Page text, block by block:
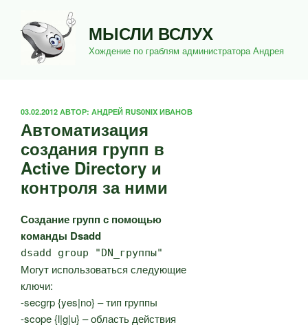
содержимому
МЫСЛИ ВСЛУХ
Хождение по граблям администратора Андрея
ОПУБЛИКОВАНО
03.02.2012 АВТОР: АНДРЕЙ RUS0NIX ИВАНОВ
Автоматизация
создания групп в
Active Directory и
контроля за ними
Создание групп с помощью
команды Dsadd
dsadd group "DN_группы"
Могут использоваться следующие
ключи:
-secgrp {yes|no} – тип группы
-scope {l|g|u} – область действия